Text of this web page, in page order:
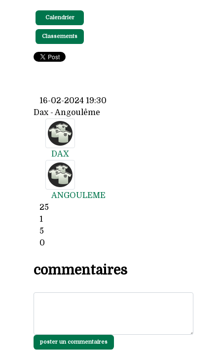
Calendrier
Classements
16-02-2024 19:30
Dax - Angoulême
DAX
ANGOULEME
25
1
5
0
commentaires
poster un commentaires